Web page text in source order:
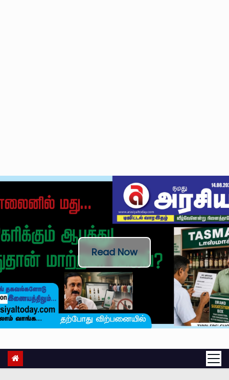
Read Now